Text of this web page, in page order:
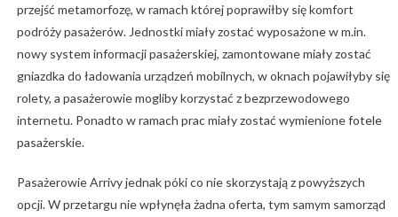
przejść metamorfozę, w ramach której poprawiłby się komfort
podróży pasażerów. Jednostki miały zostać wyposażone w m.in.
nowy system informacji pasażerskiej, zamontowane miały zostać
gniazdka do ładowania urządzeń mobilnych, w oknach pojawiłyby się
rolety, a pasażerowie mogliby korzystać z bezprzewodowego
internetu. Ponadto w ramach prac miały zostać wymienione fotele
pasażerskie.
Pasażerowie Arrivy jednak póki co nie skorzystają z powyższych
opcji. W przetargu nie wpłynęła żadna oferta, tym samym samorząd